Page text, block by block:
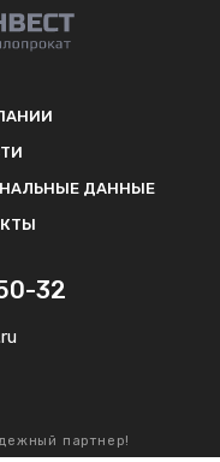
ДАННЫЕ
32
партнер!